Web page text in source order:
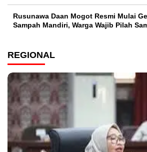
Rusunawa Daan Mogot Resmi Mulai
Sampah Mandiri, Warga Wajib Pilah
REGIONAL